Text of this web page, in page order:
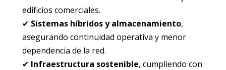
edificios comerciales.
✔ Sistemas híbridos y almacenamiento,
asegurando continuidad operativa y menor
dependencia de la red.
✔ Infraestructura sostenible, cumpliendo con